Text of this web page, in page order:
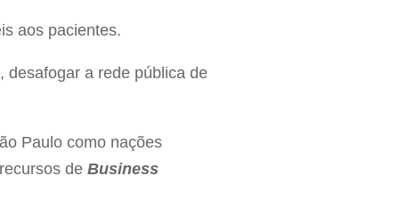
aos pacientes.
desafogar a rede pública de
Paulo como nações
de Business